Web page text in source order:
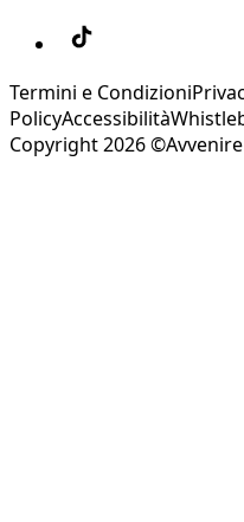
Termini e Condizioni
PolicyAccessibilità
Copyright 2026 ©Avvenire